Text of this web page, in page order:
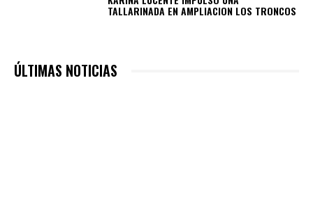
TALLARINADA EN AMPLIACION LOS TRONCOS
ÚLTIMAS NOTICIAS